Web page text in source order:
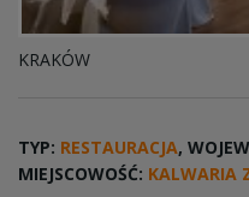
KRAKÓW
TYP: RESTAURACJA,
MIEJSCOWOŚĆ: KALWARIA